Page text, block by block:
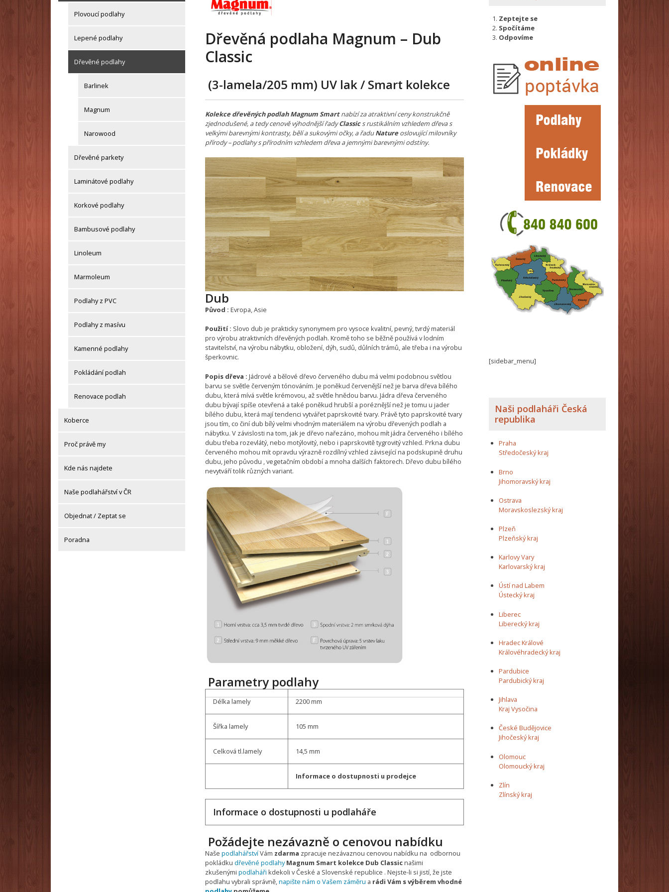
Plovoucí podlahy
Lepené podlahy
Dřevěné podlahy
Barlinek
Magnum
Narowood
Dřevěné parkety
Laminátové podlahy
Korkové podlahy
Bambusové podlahy
Linoleum
Marmoleum
Podlahy z PVC
Podlahy z masívu
Kamenné podlahy
Pokládání podlah
Renovace podlah
Koberce
Proč právě my
Kde nás najdete
Naše podlahářství v ČR
Objednat / Zeptat se
Poradna
Dřevěná podlaha Magnum – Dub
Classic
(3-lamela/205 mm) UV lak/ Smart kolekce
Kolekce dřevěných podlah Magnum Smartnabízí za atraktivní ceny konstrukčně
zjednodušené, a tedy cenově výhodnější řadyClassics rustikálním vzhledem dřeva s
velkými barevnými kontrasty, bělí a sukovými očky, a řaduNature oslovující milovníky
přírody – podlahy s přírodním vzhledem dřeva a jemnými barevnými odstíny.
Dub
Původ : Evropa, Asie
Použití : Slovo dub je prakticky synonymem pro vysoce kvalitní, pevný, tvrdý materiál
pro výrobu atraktivních dřevěných podlah. Kromě toho se běžně používá v lodním
stavitelství, na výrobu nábytku, obložení, dýh, sudů, důlních trámů, ale třeba i na výrobu
šperkovnic.
Popis dřeva : Jádrové a bělové dřevo červeného dubu má velmi podobnou světlou
barvu se světle červeným tónováním. Je poněkud červenější než je barva dřeva bílého
dubu, která mívá světle krémovou, až světle hnědou barvu. Jádra dřeva červeného
dubu bývají spíše otevřená a také poněkud hrubší a poréznější než je tomu u jader
bílého dubu, která mají tendenci vytvářet paprskovité tvary. Právě tyto paprskovité tvary
jsou tím, co činí dub bílý velmi vhodným materiálem na výrobu dřevených podlah a
nábytku. V závislosti na tom, jak je dřevo nařezáno, mohou mít jádra červeného i bílého
dubu třeba rozevlátý, nebo motýlovitý, nebo i paprskovitě tygrovitý vzhled. Prkna dubu
červeného mohou mít opravdu výrazně rozdílný vzhled závisející na podskupině druhu
dubu, jeho původu , vegetačním období a mnoha dalších faktorech. Dřevo dubu bílého
nevytváří tolik různých variant.
Parametry podlahy
Délka lamely 2200 mm
Šířka lamely 105 mm
Celková tl.lamely 14,5 mm
Informace o dostupnosti u prodejce
Informace o dostupnosti u podlaháře
Požádejte nezávazně o cenovou nabídku
Naše podlahářstvíVám zdarma zpracuje nezávaznou cenovou nabídku na odbornou
pokládku dřevěné podlahy Magnum Smart kolekce Dub Classicnašimi
zkušenými podlaháři kdekoli v České a Slovenské republice . Nejste-li si jistí, že jste
podlahu vybrali správně,napište nám o Vašem záměru a rádi Vám s výběrem vhodné
Zeptejte se
Spočítáme
Odpovíme
[sidebar_menu]
Naši podlaháři Česká
republika
Praha
Středočeský kraj
Brno
Jihomoravský kraj
Ostrava
Moravskoslezský kraj
Plzeň
Plzeňský kraj
Karlovy Vary
Karlovarský kraj
Ústí nad Labem
Ústecký kraj
Liberec
Liberecký kraj
Hradec Králové
Královéhradecký kraj
Pardubice
Pardubický kraj
Jihlava
Kraj Vysočina
České Budějovice
Jihočeský kraj
Olomouc
Olomoucký kraj
Zlín
Zlínský kraj